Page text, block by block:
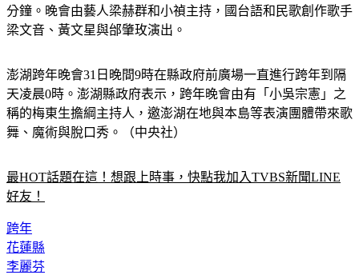
分鐘。晚會由藝人梁赫群和小禎主持，國台語和民歌創作歌手
梁文音、黃文星與邰肇玫演出。
澎湖跨年晚會31日晚間9時在縣政府前廣場一直進行跨年到隔
天凌晨0時。澎湖縣政府表示，跨年晚會由有「小吳宗憲」之
稱的梅東生擔綱主持人，邀澎湖在地與本島等表演團體帶來歌
舞、魔術與脫口秀。（中央社）
最HOT話題在這！想跟上時事，快點我加入TVBS新聞LINE
好友！
跨年
花蓮縣
李麗芬